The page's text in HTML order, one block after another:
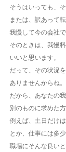
そうはいっても、
または、訳あって
我慢して今の会社
そのときは、我慢
いいと思います。
だって、その状況
ありませんからね。
だから、あなたの
別のものに求めた
例えば、土日だけ
とか、仕事には多
職場にそんな良い